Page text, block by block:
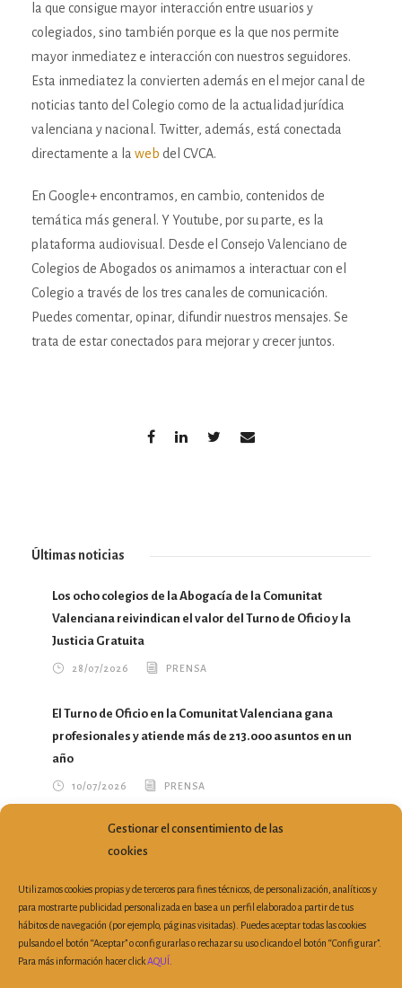
Gestionar el consentimiento de las
cookies
Utilizamos cookies propias y de terceros para fines técnicos, de personalización, analíticos y
para mostrarte publicidad personalizada en base a un perfil elaborado a partir de tus
hábitos de navegación (por ejemplo, páginas visitadas). Puedes aceptar todas las cookies
pulsando el botón “Aceptar” o configurarlas o rechazar su uso clicando el botón “Configurar”.
Para más información hacer clickAQUÍ
la que consigue mayor interacción entre usuarios y
colegiados, sino también porque es la que nos permite
mayor inmediatez e interacción con nuestros seguidores.
Esta inmediatez la convierten además en el mejor canal de
noticias tanto del Colegio como de la actualidad jurídica
valenciana y nacional. Twitter, además, está conectada
directamente a la web del CVCA.
En Google+ encontramos, en cambio, contenidos de
temática más general. Y Youtube, por su parte, es la
plataforma audiovisual. Desde el Consejo Valenciano de
Colegios de Abogados os animamos a interactuar con el
Colegio a través de los tres canales de comunicación.
Puedes comentar, opinar, difundir nuestros mensajes. Se
trata de estar conectados para mejorar y crecer juntos.
Últimas noticias
Los ocho colegios de la Abogacía de la Comunitat
Valenciana reivindican el valor del Turno de Oficio y la
Justicia Gratuita
28/07/2026 PRENSA
El Turno de Oficio en la Comunitat Valenciana gana
profesionales y atiende más de 213.000 asuntos en un
año
10/07/2026 PRENSA
María del Mar García Calvo traslada a la Conselleria
nuevas propuestas para mejorar el ejercicio profesional